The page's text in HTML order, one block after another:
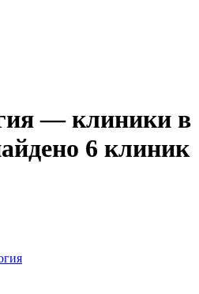
— клиники в
6 клиник